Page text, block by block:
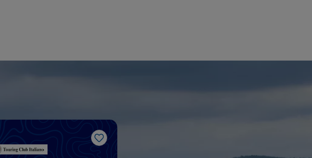
Like